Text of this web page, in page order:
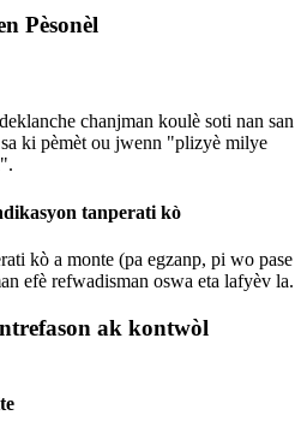
Pèsonèl
chanjman koulè soti nan san
ki pèmèt ou jwenn "plizyè milye
tanperati kò
kò a monte (pa egzanp, pi wo pase
efè refwadisman oswa eta lafyèv la.
ak kontwòl